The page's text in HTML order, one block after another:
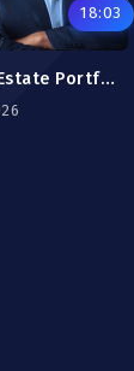
18:03
Gino Barbaro: $450M Real Estate Portfolio AND a Happy Family Is It Actually Possible?